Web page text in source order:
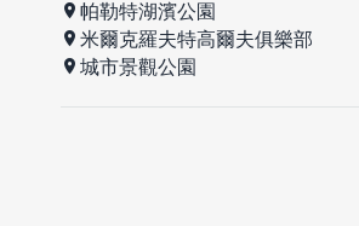
帕勒特湖濱公園
米爾克羅夫特高爾夫俱樂部
城市景觀公園